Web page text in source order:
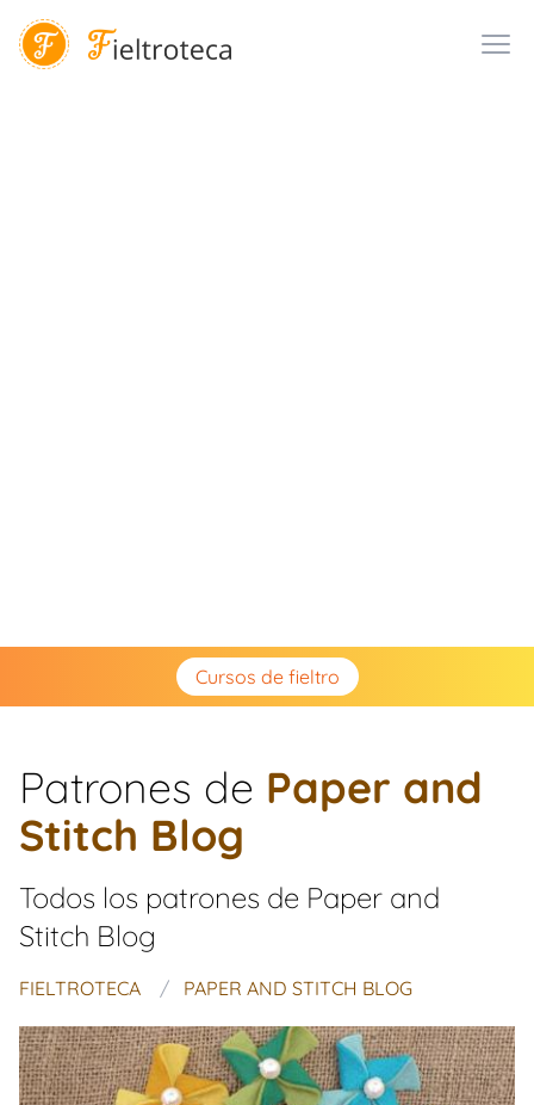
Cursos de fieltro
Patrones de Paper and
Stitch Blog
Todos los patrones de Paper and
Stitch Blog
FIELTROTECA PAPER AND STITCH BLOG